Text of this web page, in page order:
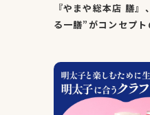
『やまや総本店 膳
る一膳”がコンセプ